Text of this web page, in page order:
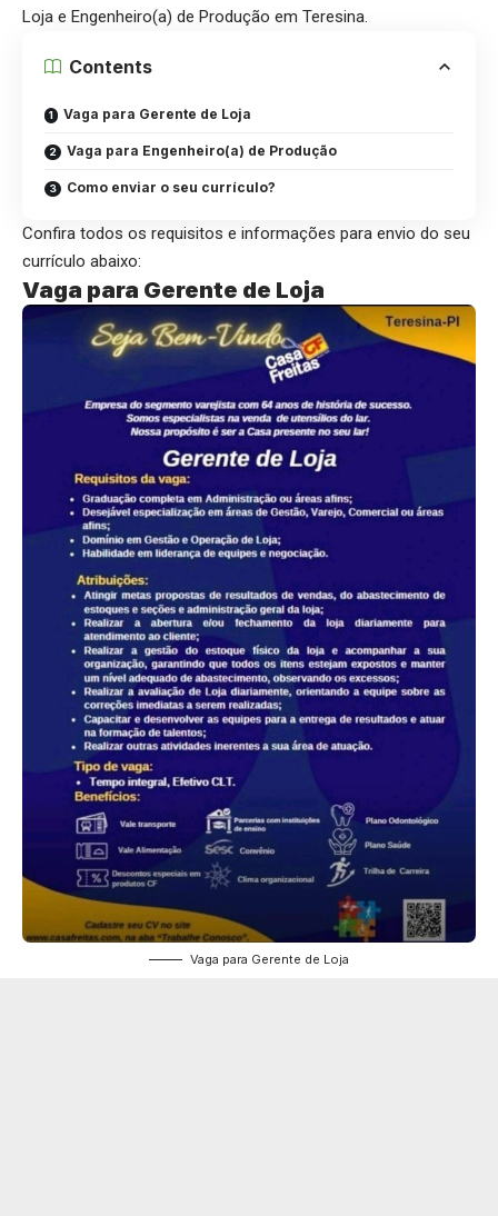
Loja e Engenheiro(a) de Produção em Teresina.
Contents
Vaga para Gerente de Loja
Vaga para Engenheiro(a) de Produção
Como enviar o seu currículo?
Confira todos os requisitos e informações para envio do seu
currículo abaixo:
Vaga para Gerente de Loja
Vaga para Gerente de Loja